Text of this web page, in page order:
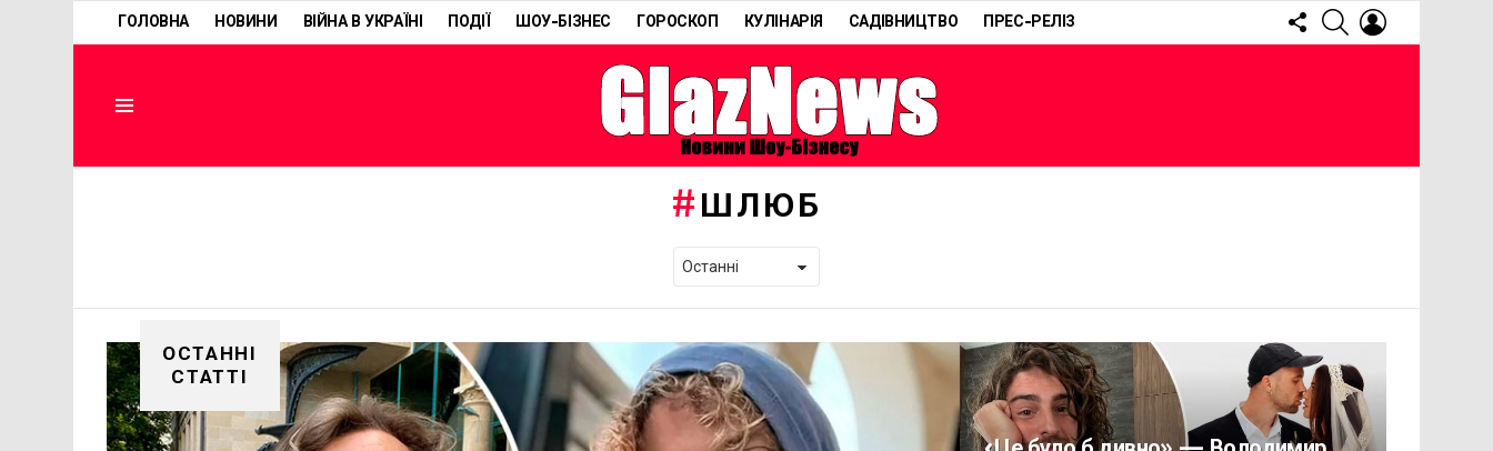
ГОЛОВНА НОВИНИ ВІЙНА В УКРАЇНІ ПОДІЇ ШОУ-БІЗНЕС ГОРОСКОП КУЛІНАРІЯ САДІВНИЦТВО ПРЕС-РЕЛІЗ
FOLLOW
US
SEARCH
ШЛЮБ
ОСТАННІ
СТАТТІ